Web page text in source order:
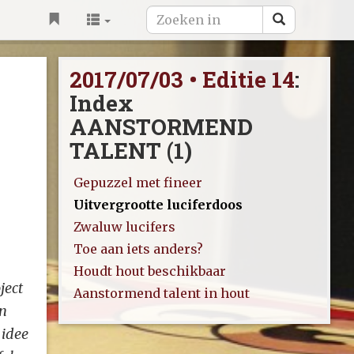
2017/07/03 • Editie 14:
Index
AANSTORMEND
TALENT (1)
Gepuzzel met fineer
Uitvergrootte luciferdoos
Zwaluw lucifers
Toe aan iets anders?
Houdt hout beschikbaar
Aanstormend talent in hout